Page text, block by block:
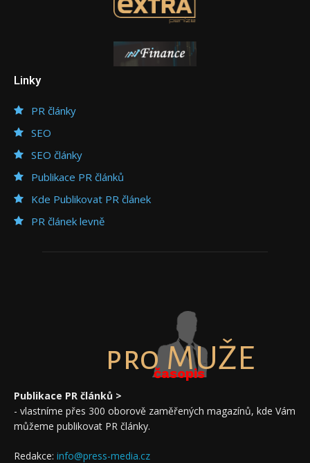
Linky
PR články
SEO
SEO články
Publikace PR článků
Kde Publikovat PR článek
PR článek levně
pro MUŽE
časopis
Publikace PR článků >
- vlastníme přes 300 oborově zaměřených magazínů, kde Vám
můžeme publikovat PR články.
Redakce: info@press-media.cz